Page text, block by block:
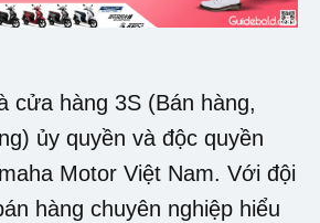
cửa hàng 3S (Bán hàng,
ủy quyền và độc quyền
Motor Việt Nam. Với đội
hàng chuyên nghiệp hiểu